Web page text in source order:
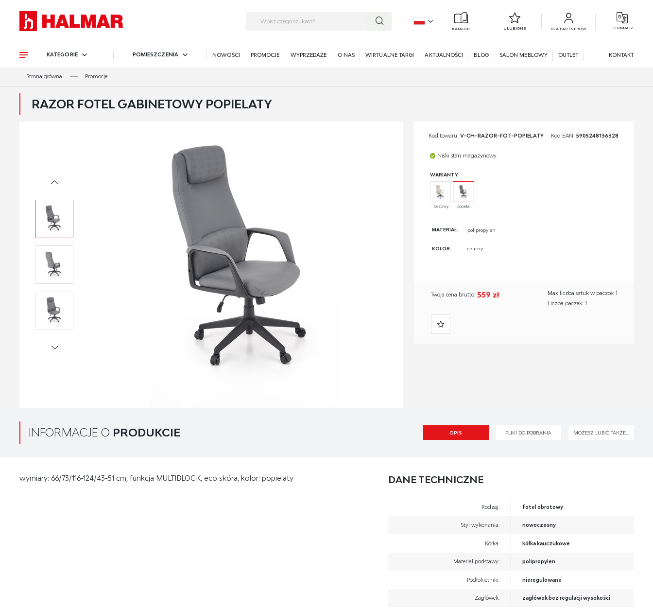
KATALOG ULUBIONE DLA PARTNERÓW TŁUMACZ
KATEGORIE POMIESZCZENIA NOWOŚCI PROMOCJE WYPRZEDAŻE O NAS WIRTUALNE TARGI AKTUALNOŚCI BLOG SALON MEBLOWY OUTLET KONTAKT
Strona główna Promocje
RAZOR FOTEL GABINETOWY POPIELATY
Kod towaru: V-CH-RAZOR-FOT-POPIELATY Kod EAN: 5905248136328
Niski stan magazynowy
WARIANTY:
beżowy popiela...
MATERIAŁ: polipropylen
KOLOR: czarny
Twoja cena brutto: 559 zł
Max liczba sztuk w paczce: 1
Liczba paczek: 1
INFORMACJE O PRODUKCIE OPIS PLIKI DO POBRANIA MOŻESZ LUBIĆ TAKŻE...
wymiary: 66/73/116-124/43-51 cm, funkcja MULTIBLOCK, eco skóra, kolor: popielaty DANE TECHNICZNE
Rodzaj: fotel obrotowy
Styl wykonania: nowoczesny
Kółka: kółka kauczukowe
Materiał podstawy: polipropylen
Podłokietniki: nieregulowane
Zagłówek: zagłówek bez regulacji wysokości